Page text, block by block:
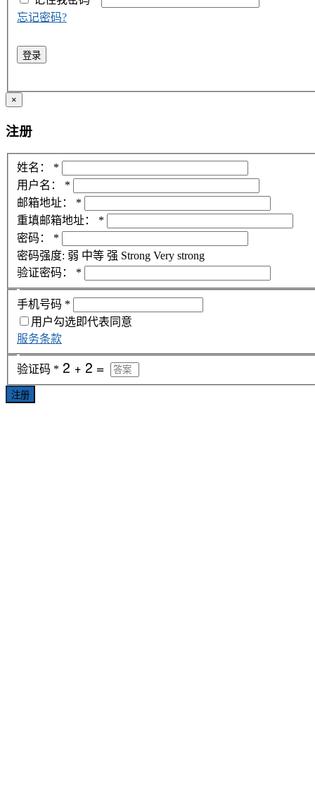
忘记密码?
登录
×
注册
姓名：
*
用户名：
*
邮箱地址：
*
重填邮箱地址：
*
密码：
*
密码强度: 弱 中等 强 Strong Very strong
验证密码：
*
手机号码 *
用户勾选即代表同意
服务条款
验证码 *
注册